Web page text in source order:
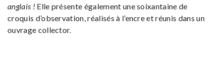
anglais ! Elle présente également une soixantaine de
croquis d’observation, réalisés à l’encre et réunis dans un
ouvrage collector.